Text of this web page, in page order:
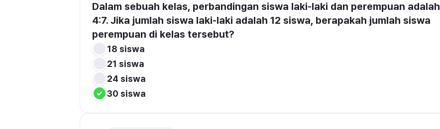
Dalam sebuah kelas, perbandingan siswa laki-laki dan perempuan adalah
4:7. Jika jumlah siswa laki-laki adalah 12 siswa, berapakah jumlah siswa
perempuan di kelas tersebut?
18 siswa
21 siswa
24 siswa
30 siswa